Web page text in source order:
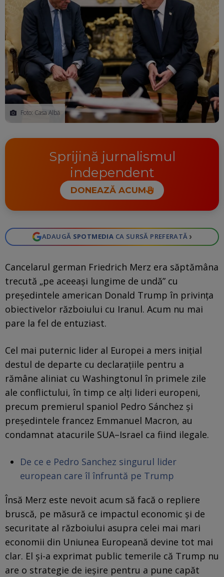
Foto: Casa Albă
Sprijină jurnalismul
independent
DONEAZĂ ACUM
ADAUGĂ SPOTMEDIA CA SURSĂ PREFERATĂ ›
Cancelarul german Friedrich Merz era săptămâna
trecută „pe aceeași lungime de undă” cu
președintele american Donald Trump în privința
obiectivelor războiului cu Iranul. Acum nu mai
pare la fel de entuziast.
Cel mai puternic lider al Europei a mers inițial
destul de departe cu declaraţiile pentru a
rămâne aliniat cu Washingtonul în primele zile
ale conflictului, în timp ce alți lideri europeni,
precum premierul spaniol Pedro Sánchez și
președintele francez Emmanuel Macron, au
condamnat atacurile SUA–Israel ca fiind ilegale.
De ce e Pedro Sanchez singurul lider
european care îl înfruntă pe Trump
Însă Merz este nevoit acum să facă o repliere
bruscă, pe măsură ce impactul economic și de
securitate al războiului asupra celei mai mari
economii din Uniunea Europeană devine tot mai
clar. El şi-a exprimat public temerile că Trump nu
are o strategie de ieșire pentru a pune capăt